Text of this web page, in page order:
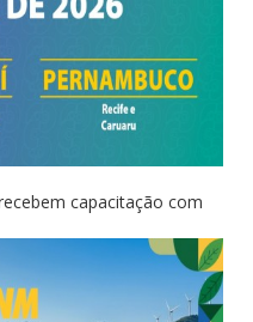
capacitação com